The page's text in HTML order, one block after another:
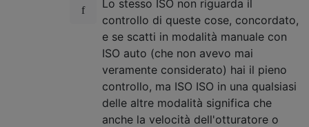
Lo stesso ISO non riguarda il
controllo di queste cose, concordato,
e se scatti in modalità manuale con
ISO auto (che non avevo mai
veramente considerato) hai il pieno
controllo, ma ISO ISO in una qualsiasi
delle altre modalità significa che
anche la velocità dell'otturatore o